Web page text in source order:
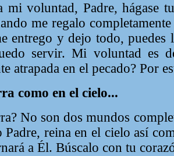
mi voluntad, Padre, hágase
me regalo
entrego y dejo todo,
servir. Mi voluntad es
atrapada en el pecado? Por
como en el cielo...
No son dos mundos
Padre, reina en el cielo así
a Él. Búscalo con tu